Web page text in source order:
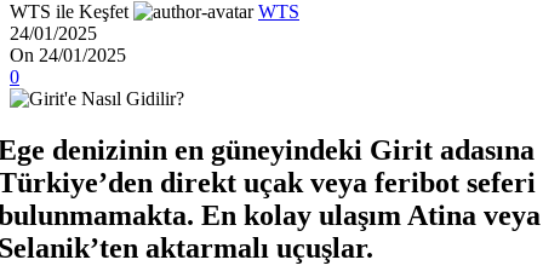
WTS ile Keşfet
WTS
24/01/2025
On 24/01/2025
0
denizinin en güneyindeki Girit adasına
direkt uçak veya feribot seferi
En kolay ulaşım Atina veya
aktarmalı uçuşlar.